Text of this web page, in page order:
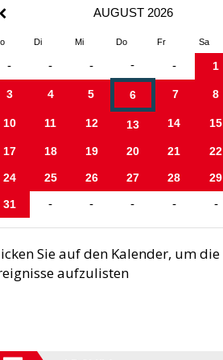
AUGUST 2026
Di Mi Do Fr Sa
- - - - - 1
3 4 5 6 7 8
10 11 12 13 14 15
17 18 19 20 21 22
24 25 26 27 28 29
31 - - - - -
Sie auf den Kalender, um die
aufzulisten